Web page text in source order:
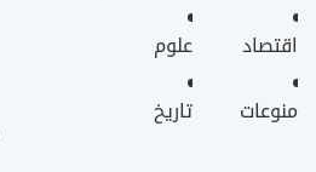
اقتصاد
منوعات
علوم
تاريخ